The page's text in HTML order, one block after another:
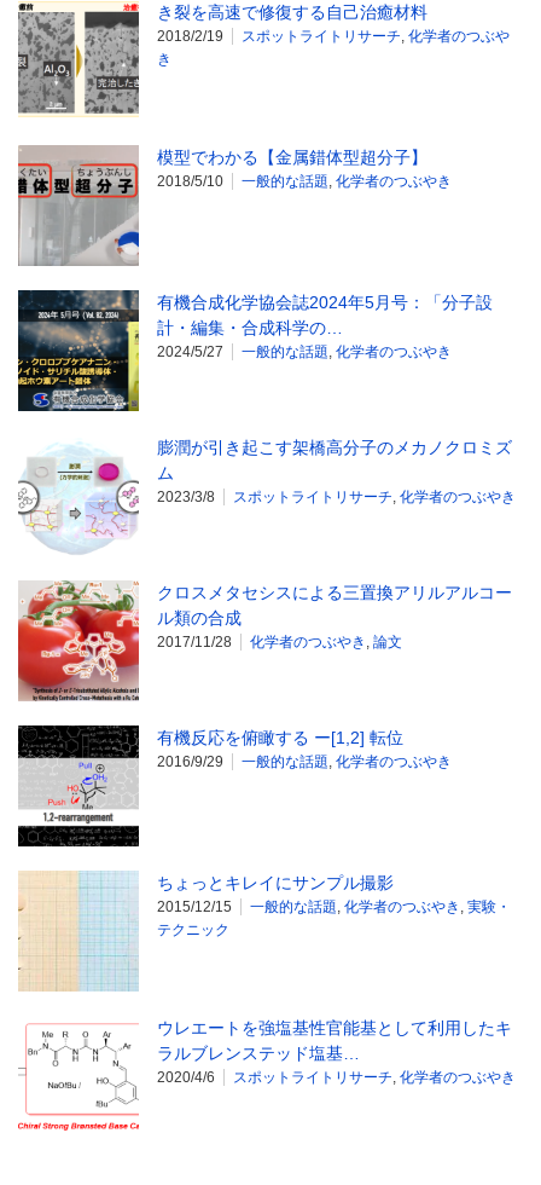
き裂を高速で修復する自己治癒材料
2018/2/19 スポットライトリサーチ 化学者のつぶや
き
模型でわかる【金属錯体型超分子】
2018/5/10 一般的な話題 化学者のつぶやき
有機合成化学協会誌2024年5月号：「分子設
計・編集・合成科学の…
2024/5/27 一般的な話題 化学者のつぶやき
膨潤が引き起こす架橋高分子のメカノクロミズ
ム
2023/3/8 スポットライトリサーチ 化学者のつぶやき
クロスメタセシスによる三置換アリルアルコー
ル類の合成
2017/11/28 化学者のつぶやき 論文
有機反応を俯瞰する ー[1,2] 転位
2016/9/29 一般的な話題 化学者のつぶやき
ちょっとキレイにサンプル撮影
2015/12/15 一般的な話題 化学者のつぶやき 実験・
テクニック
ウレエートを強塩基性官能基として利用したキ
ラルブレンステッド塩基…
2020/4/6 スポットライトリサーチ 化学者のつぶやき